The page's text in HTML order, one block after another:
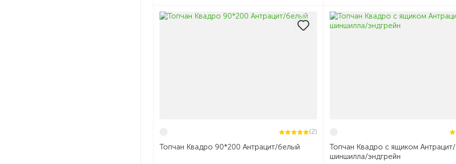
(2)
Топчан Квадро 90*200 Антрацит/белый
Топчан Квадро с ящиком Антрацит/
шиншилла/эндгрейн